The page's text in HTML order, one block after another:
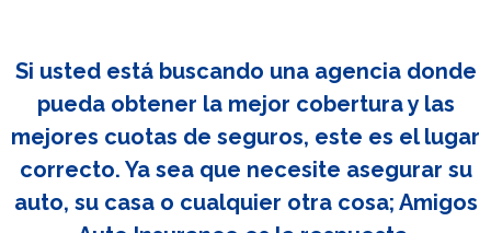
Si usted está buscando una agencia donde
pueda obtener la mejor cobertura y las
mejores cuotas de seguros, este es el lugar
correcto. Ya sea que necesite asegurar su
auto, su casa o cualquier otra cosa; Amigos